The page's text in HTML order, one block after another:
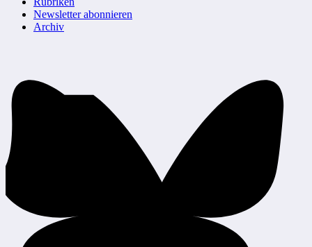
Newsletter abonnieren
Archiv